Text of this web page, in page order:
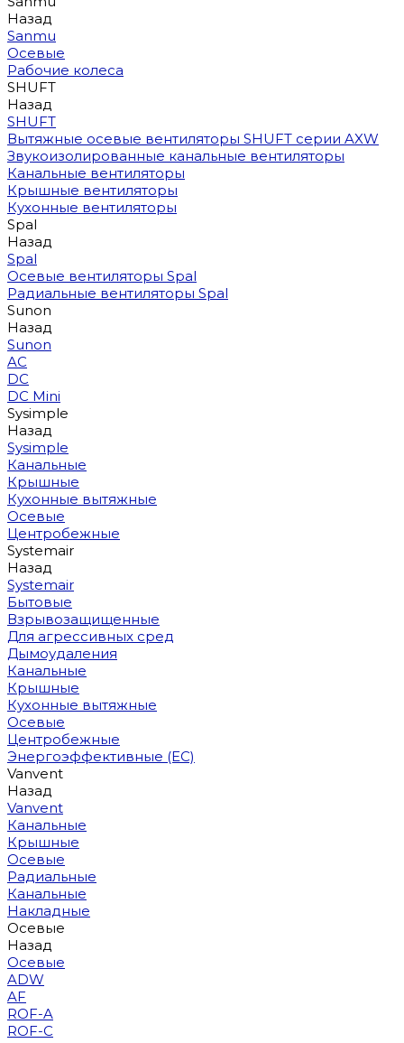
Назад
Sanmu
Осевые
Рабочие колеса
SHUFT
Назад
SHUFT
Вытяжные осевые вентиляторы SHUFT серии AXW
Звукоизолированные канальные вентиляторы
Канальные вентиляторы
Крышные вентиляторы
Кухонные вентиляторы
Spal
Назад
Spal
Осевые вентиляторы Spal
Радиальные вентиляторы Spal
Sunon
Назад
Sunon
AC
DC
DC Mini
Sysimple
Назад
Sysimple
Канальные
Крышные
Кухонные вытяжные
Осевые
Центробежные
Systemair
Назад
Systemair
Бытовые
Взрывозащищенные
Для агрессивных сред
Дымоудаления
Канальные
Крышные
Кухонные вытяжные
Осевые
Центробежные
Энергоэффективные (EC)
Vanvent
Назад
Vanvent
Канальные
Крышные
Осевые
Радиальные
Канальные
Накладные
Осевые
Назад
Осевые
ADW
AF
ROF-A
ROF-C